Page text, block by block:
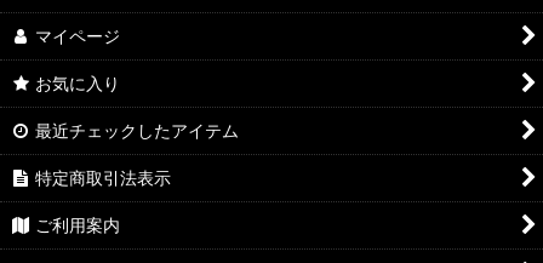
マイページ
お気に入り
最近チェックしたアイテム
特定商取引法表示
ご利用案内